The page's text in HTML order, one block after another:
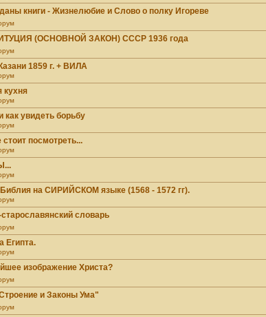
книги - Жизнелюбие и Слово о полку Игореве
(ОСНОВНОЙ ЗАКОН) CCCP 1936 года
1859 г. + ВИЛА
кухня
увидеть борьбу
посмотреть...
на СИРИЙСКОМ языке (1568 - 1572 гг).
старославянский словарь
Египта.
изображение Христа?
и Законы Ума"